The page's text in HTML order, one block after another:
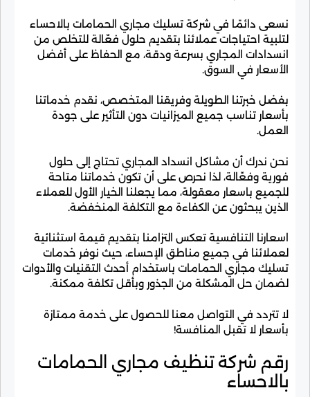
نسعى دائمًا في شركة تسليك مجاري الحمامات بالاحساء
لتلبية احتياجات عملائنا بتقديم حلول فعّالة للتخلص من
انسدادات المجاري بسرعة ودقة، مع الحفاظ على أفضل
الأسعار في السوق.
بفضل خبرتنا الطويلة وفريقنا المتخصص، نقدم خدماتنا
بأسعار تناسب جميع الميزانيات دون التأثير على جودة
العمل.
نحن ندرك أن مشاكل انسداد المجاري تحتاج إلى حلول
فورية وفعّالة، لذا نحرص على أن تكون خدماتنا متاحة
للجميع باسعار معقولة، مما يجعلنا الخيار الأول للعملاء
الذين يبحثون عن الكفاءة مع التكلفة المنخفضة.
اسعارنا التنافسية تعكس التزامنا بتقديم قيمة استثنائية
لعملائنا في جميع مناطق الإحساء، حيث نوفر خدمات
تسليك مجاري الحمامات باستخدام أحدث التقنيات والأدوات
لضمان حل المشكلة من الجذور وبأقل تكلفة ممكنة.
لا تتردد في التواصل معنا للحصول على خدمة ممتازة
بأسعار لا تقبل المنافسة!
رقم شركة تنظيف مجاري الحمامات
بالاحساء